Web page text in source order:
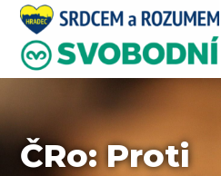
ČRo: Proti